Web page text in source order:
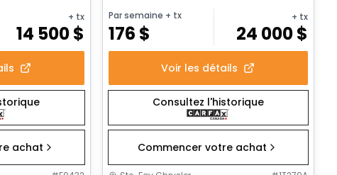
+ tx
14 500$
achat
Par semaine + tx
176 $
+ tx
24 000$
Voir les détails
Consultez l'historique
Commencer votre achat